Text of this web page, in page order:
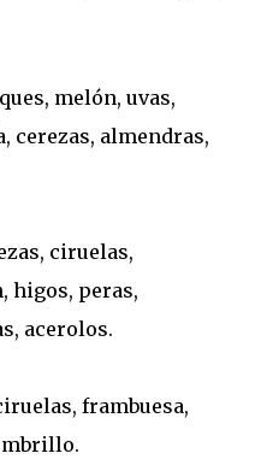
melón, uvas,
cerezas, almendras,
ciruelas,
higos, peras,
acerolos.
frambuesa,